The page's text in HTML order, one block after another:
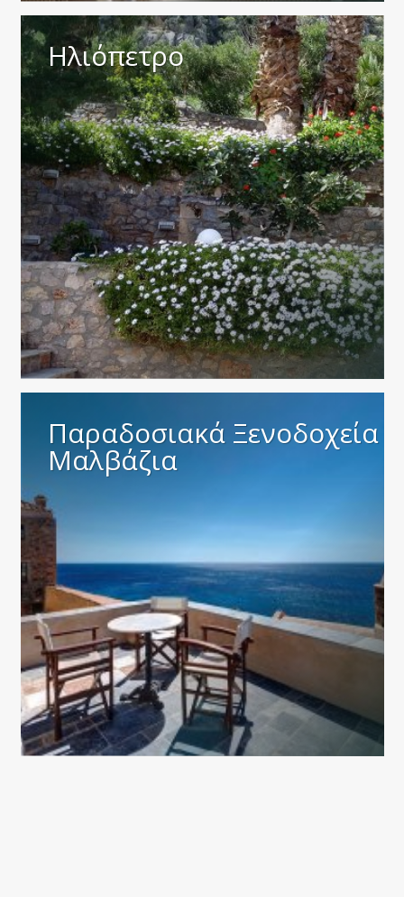
Ηλιόπετρο
Παραδοσιακά Ξενοδοχεία
Μαλβάζια